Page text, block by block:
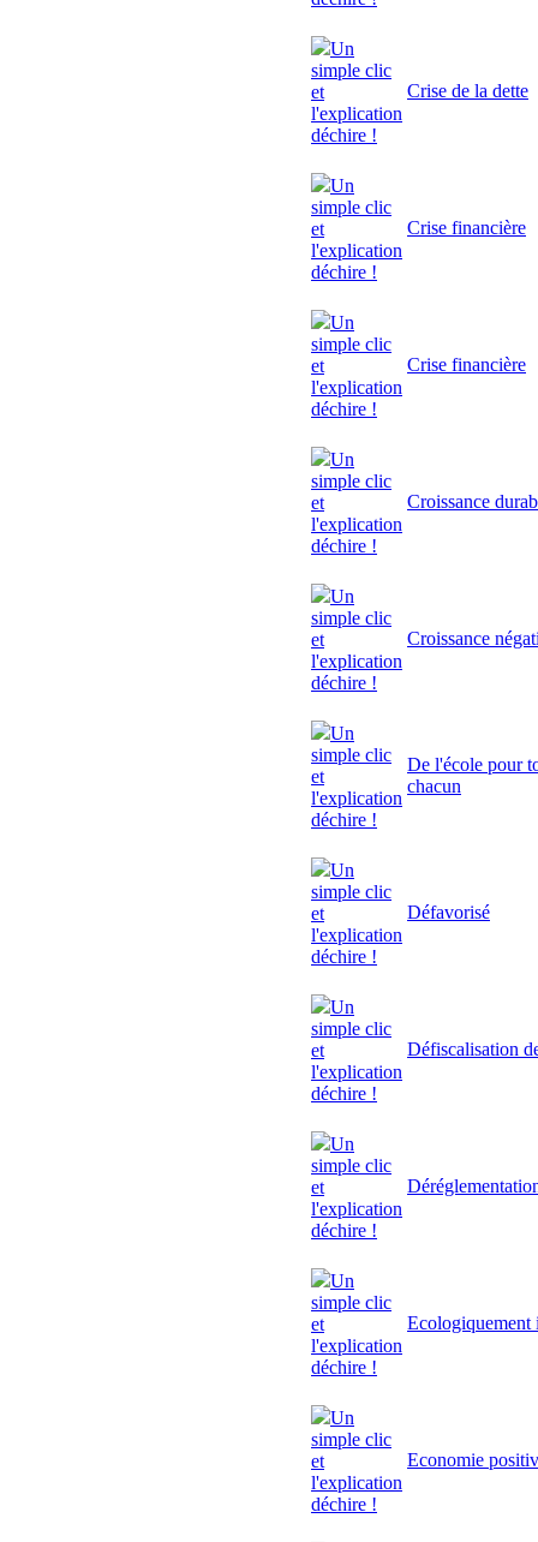
Un
simple clic
et
l'explication
déchire !
Crise de la dette
Un
simple clic
et
l'explication
déchire !
Crise financière
Un
simple clic
et
l'explication
déchire !
Crise financière
Un
simple clic
et
l'explication
déchire !
Croissance
Un
simple clic
et
l'explication
déchire !
Croissance
Un
simple clic
et
l'explication
déchire !
De l'école pour
chacun
Un
simple clic
et
l'explication
déchire !
Défavorisé
Un
simple clic
et
l'explication
déchire !
Défiscalisation
Un
simple clic
et
l'explication
déchire !
Un
simple clic
et
l'explication
déchire !
Ecologiquement
Un
simple clic
et
l'explication
déchire !
Economie